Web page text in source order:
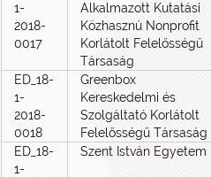
1-
2018-
0017
Alkalmazott Kutatási
Közhasznú Nonprofit
Korlátolt Felelősségű
Társaság
ED_18-
1-
2018-
0018
Greenbox
Kereskedelmi és
Szolgáltató Korlátolt
Felelősségű Társaság
ED_18-
1-
Szent István Egyetem